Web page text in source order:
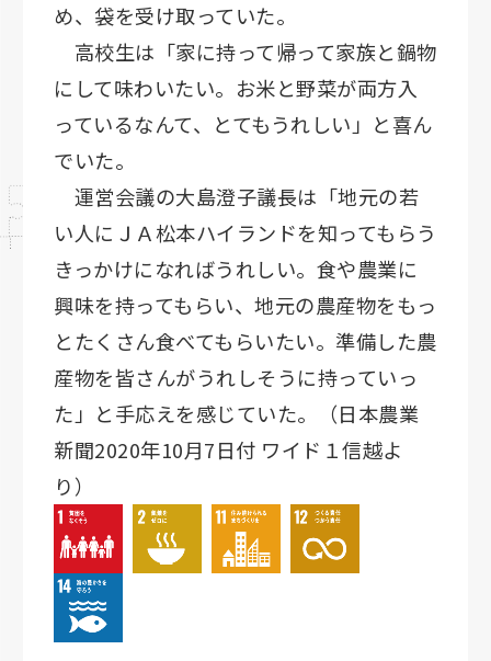
め、袋を受け取っていた。
高校生は「家に持って帰って家族と鍋物
にして味わいたい。お米と野菜が両方入
っているなんて、とてもうれしい」と喜ん
でいた。
運営会議の大島澄子議長は「地元の若
い人にＪＡ松本ハイランドを知ってもらう
きっかけになればうれしい。食や農業に
興味を持ってもらい、地元の農産物をもっ
とたくさん食べてもらいたい。準備した農
産物を皆さんがうれしそうに持っていっ
た」と手応えを感じていた。（日本農業
新聞2020年10月7日付 ワイド１信越よ
り）